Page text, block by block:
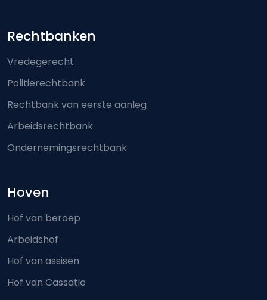
Footer-menu
Rechtbanken
Vredegerecht
Politierechtbank
Rechtbank van eerste aanleg
Arbeidsrechtbank
Ondernemingsrechtbank
Hoven
Hof van beroep
Arbeidshof
Hof van assisen
Hof van Cassatie